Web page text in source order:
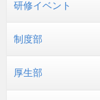
研修イベント
制度部
厚生部